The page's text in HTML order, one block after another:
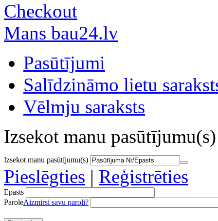
Checkout
Mans bau24.lv
Pasūtījumi
Salīdzināmo lietu
Vēlmju saraksts
Izsekot manu pasūtījumu(s)
Izsekot manu pasūtījumu(s)
Pieslēgties | Reģistrēties
Epasts
ParoleAizmirsi savu paroli?